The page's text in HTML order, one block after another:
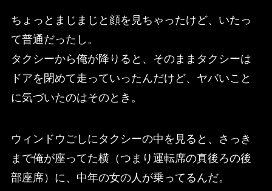
ちょっとまじまじと顔を見ちゃったけど、いたっ
て普通だったし。
タクシーから俺が降りると、そのままタクシーは
ドアを閉めて走っていったんだけど、ヤバいこと
に気づいたのはそのとき。
ウィンドウごしにタクシーの中を見ると、さっき
まで俺が座ってた横（つまり運転席の真後ろの後
部座席）に、中年の女の人が乗ってるんだ。